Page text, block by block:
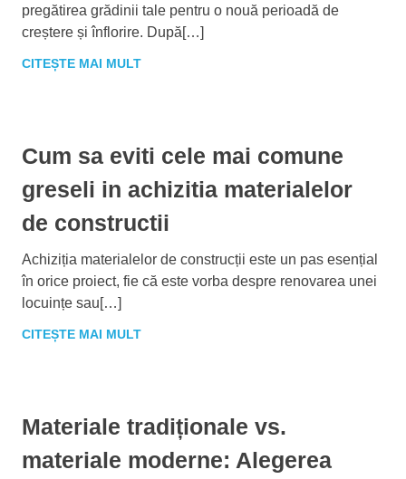
pregătirea grădinii tale pentru o nouă perioadă de
creștere și înflorire. După[…]
CITEȘTE MAI MULT
Cum sa eviti cele mai comune
greseli in achizitia materialelor
de constructii
Achiziția materialelor de construcții este un pas esențial
în orice proiect, fie că este vorba despre renovarea unei
locuințe sau[…]
CITEȘTE MAI MULT
Materiale tradiționale vs.
materiale moderne: Alegerea